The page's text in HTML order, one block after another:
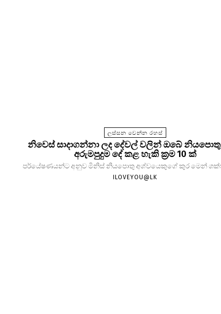
ලස්සන වෙන්න රහස්
නිවෙස් සාදාගන්නා ලද දේවල් වලින් ඔබේ නියපොතු
අරුමපුදුම දේ කළ හැකි ක්‍රම 10 ක්
පර්යේෂණයන්ට අනුව මිනිස් නියපොතු අශ්වයෙකුගේ කුර මෙන්
ILOVEYOU@LK